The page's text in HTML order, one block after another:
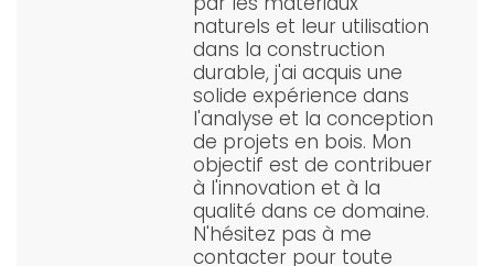
naturels et leur utilisation
dans la construction
durable, j'ai acquis une
solide expérience dans
l'analyse et la conception
de projets en bois. Mon
objectif est de contribuer
à l'innovation et à la
qualité dans ce domaine.
N'hésitez pas à me
contacter pour toute